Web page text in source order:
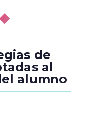
de
al
alumno